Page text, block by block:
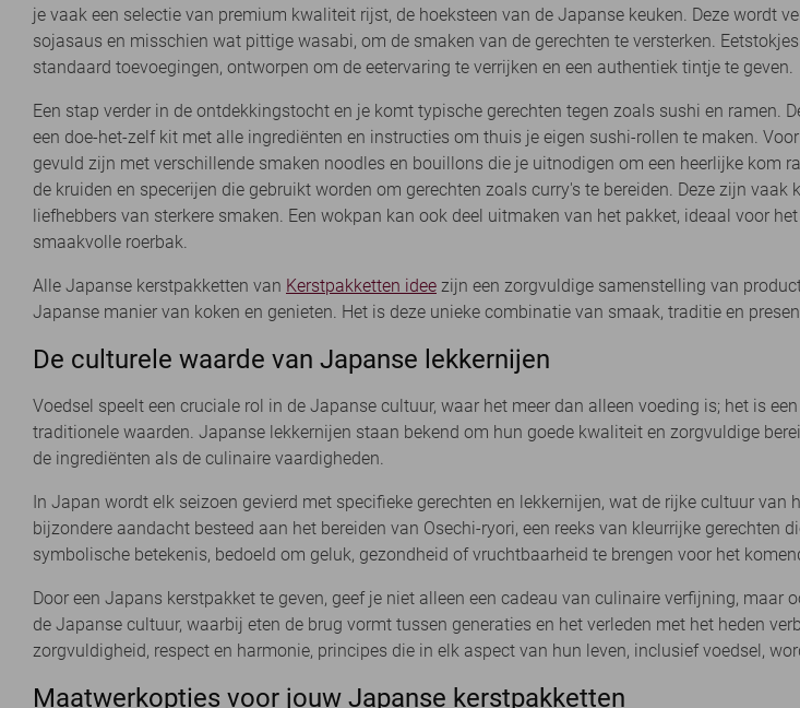
je vaak een selectie van premium kwaliteit rijst, de hoeksteen van de Japanse keuken. Deze wordt
sojasaus en misschien wat pittige wasabi, om de smaken van de gerechten te versterken.
standaard toevoegingen, ontworpen om de eetervaring te verrijken en een authentiek tintje te geven.
Een stap verder in de ontdekkingstocht en je komt typische gerechten tegen zoals sushi en ramen.
een doe-het-zelf kit met alle ingrediënten en instructies om thuis je eigen sushi-rollen te maken.
gevuld zijn met verschillende smaken noodles en bouillons die je uitnodigen om een heerlijke kom
de kruiden en specerijen die gebruikt worden om gerechten zoals curry's te bereiden. Deze zijn vaak
liefhebbers van sterkere smaken. Een wokpan kan ook deel uitmaken van het pakket, ideaal voor
smaakvolle roerbak.
Alle Japanse kerstpakketten van Kerstpakketten idee zijn een zorgvuldige samenstelling van
Japanse manier van koken en genieten. Het is deze unieke combinatie van smaak, traditie en
De culturele waarde van Japanse lekkernijen
Voedsel speelt een cruciale rol in de Japanse cultuur, waar het meer dan alleen voeding is; het is
traditionele waarden. Japanse lekkernijen staan bekend om hun goede kwaliteit en zorgvuldige
de ingrediënten als de culinaire vaardigheden.
In Japan wordt elk seizoen gevierd met specifieke gerechten en lekkernijen, wat de rijke cultuur
bijzondere aandacht besteed aan het bereiden van Osechi-ryori, een reeks van kleurrijke gerechten
symbolische betekenis, bedoeld om geluk, gezondheid of vruchtbaarheid te brengen voor het
Door een Japans kerstpakket te geven, geef je niet alleen een cadeau van culinaire verfijning,
de Japanse cultuur, waarbij eten de brug vormt tussen generaties en het verleden met het heden
zorgvuldigheid, respect en harmonie, principes die in elk aspect van hun leven, inclusief voedsel,
Maatwerkopties voor jouw Japanse kerstpakketten